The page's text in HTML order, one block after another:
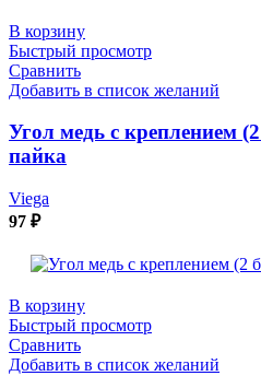
В корзину
Быстрый просмотр
Сравнить
Добавить в список желаний
Угол медь с креплением
пайка
Viega
97 ₽
В корзину
Быстрый просмотр
Сравнить
Добавить в список желаний